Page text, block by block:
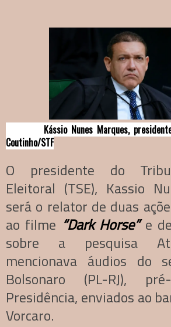
Kássio Nunes Marques, presidente
Coutinho/STF
O presidente do
Eleitoral (TSE), Kassio
será o relator de duas
ao filme “Dark Horse”e
sobre a pesquisa
mencionava áudios do
Bolsonaro (PL-RJ),
Presidência, enviados ao
Vorcaro.